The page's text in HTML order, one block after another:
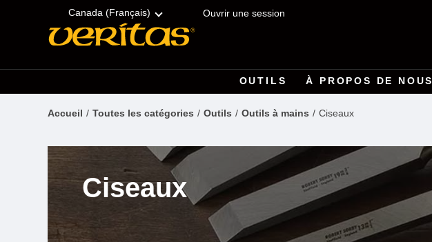
OUTILS À PROPOS DE NOUS
Canada (Français) Ouvrir une session
Accueil Toutes les catégories Outils Outils à mains Ciseaux
Ciseaux